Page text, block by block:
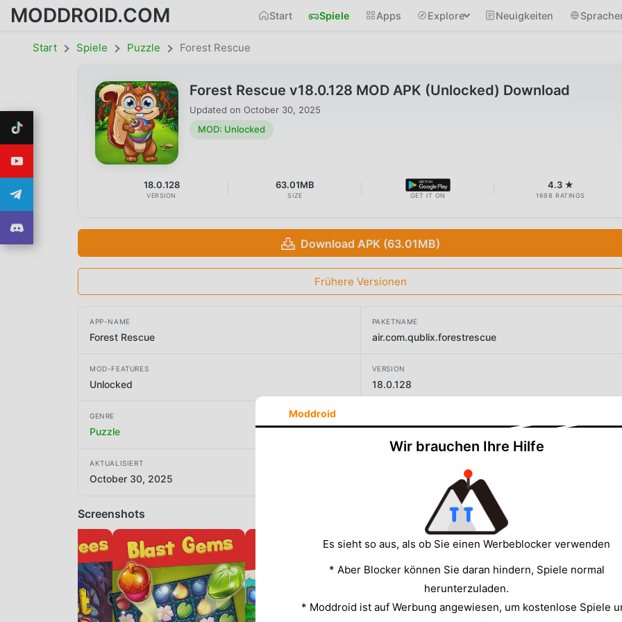
MODDROID.COM Start Spiele Apps Explore Neuigkeiten
Start Spiele Puzzle Forest Rescue
Forest Rescue v18.0.128 MOD APK (Unlocked) Download
Updated on October 30, 2025
MOD: Unlocked
18.0.128
VERSION
63.01MB
SIZE GET IT ON
4.3 ★
1698 RATINGS
Download APK (63.01MB)
Frühere Versionen
APP-NAME
Forest Rescue
PAKETNAME
air.com.qublix.forestrescue
MOD-FEATURES
Unlocked
VERSION
18.0.128
GENRE
Puzzle Qublix Games
AKTUALISIERT
October 30, 2025
Screenshots
Moddroid
Wir brauchen Ihre Hilfe
Es sieht so aus, als ob Sie einen Werbeblocker verwenden
* Aber Blocker können Sie daran hindern, Spiele normal
herunterzuladen.
* Moddroid ist auf Werbung angewiesen, um kostenlose Spiele